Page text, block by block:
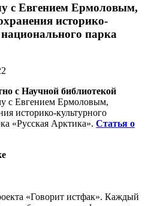
с Евгением Ермоловым,
историко-
парка
с Научной библиотекой
с Евгением Ермоловым,
историко-культурного
«Русская Арктика». Статья о
«Говорит истфак». Каждый